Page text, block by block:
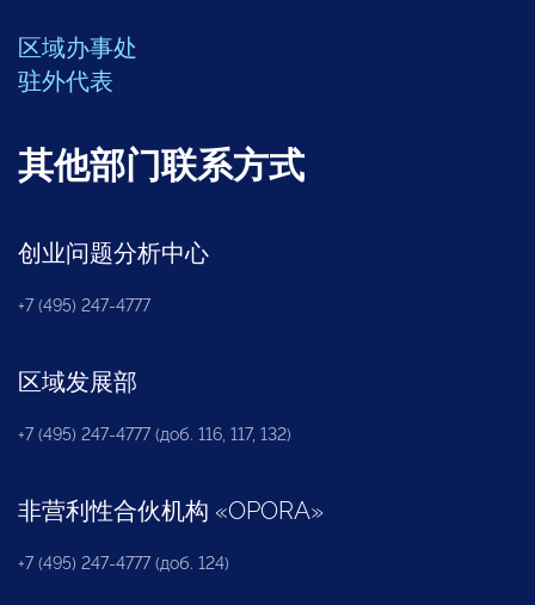
区域办事处
驻外代表
其他部门联系方式
创业问题分析中心
+7 (495) 247-4777
区域发展部
+7 (495) 247-4777 (доб. 116, 117, 132)
非营利性合伙机构 «OPORA»
+7 (495) 247-4777 (доб. 124)